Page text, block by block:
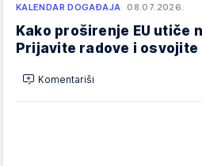
KALENDAR DOGAĐAJA 08.07.2026.
Kako proširenje EU utiče
Prijavite radove i osvojite
Komentariši